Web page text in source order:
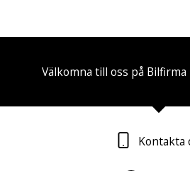
Välkomna till oss på
Kontakta